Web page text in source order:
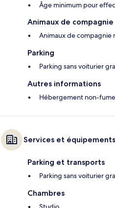
Âge minimum pour
Animaux de compagnie
Animaux de compagnie
Parking
Parking sans voiturier
Autres informations
Hébergement non-
Services et équipements
Parking et transports
Parking sans voiturier
Chambres